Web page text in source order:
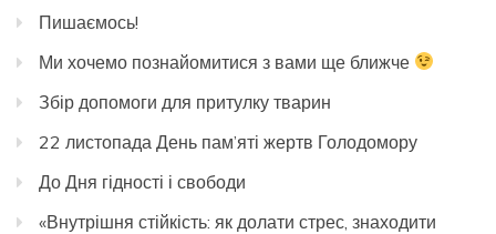
Пишаємось!
Ми хочемо познайомитися з вами ще ближче
Збір допомоги для притулку тварин
22 листопада День пам’яті жертв Голодомору
До Дня гідності і свободи
«Внутрішня стійкість: як долати стрес, знаходити